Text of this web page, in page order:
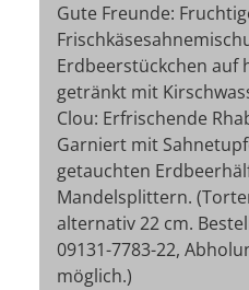
Gute Freunde:
Erdbeerstückchen auf
getränkt mit
Clou: Erfrischende
Garniert mit
getauchten
Mandelsplittern.
alternativ 22 cm.
09131-7783-22,
möglich.)